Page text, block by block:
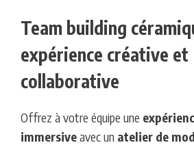
Team building
expérience créative et
collaborative
Offrez à votre équipe une
immersiveavec un atelier de